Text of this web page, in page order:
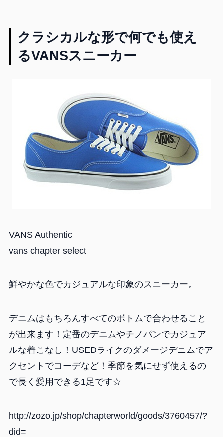
クラシカルな形で何でも使え
るVANSスニーカー
VANS Authentic
vans chapter select
鮮やかな色でカジュアルな印象のスニーカー。
デニムはもちろんすべてのボトムで合わせること
が出来ます！定番のデニムやチノパンでカジュア
ルな着こなし！USEDライクのダメージデニムでア
クセントでコーデなど！季節を気にせず使えるの
で長く愛用できる1足です☆
http://zozo.jp/shop/chapterworld/goods/3760457/?
did=